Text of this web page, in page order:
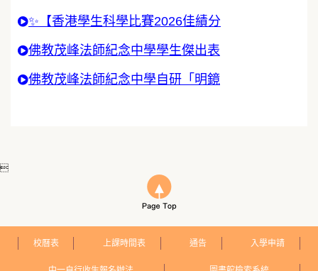
✨【香港學生科學比賽2026佳績分
佛教茂峰法師紀念中學學生傑出表
佛教茂峰法師紀念中學自研「明鏡

校曆表 上課時間表 通告 入學申請